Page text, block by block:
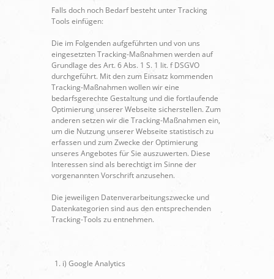
Falls doch noch Bedarf besteht unter Tracking
Tools einfügen:
Die im Folgenden aufgeführten und von uns
eingesetzten Tracking-Maßnahmen werden auf
Grundlage des Art. 6 Abs. 1 S. 1 lit. f DSGVO
durchgeführt. Mit den zum Einsatz kommenden
Tracking-Maßnahmen wollen wir eine
bedarfsgerechte Gestaltung und die fortlaufende
Optimierung unserer Webseite sicherstellen. Zum
anderen setzen wir die Tracking-Maßnahmen ein,
um die Nutzung unserer Webseite statistisch zu
erfassen und zum Zwecke der Optimierung
unseres Angebotes für Sie auszuwerten. Diese
Interessen sind als berechtigt im Sinne der
vorgenannten Vorschrift anzusehen.
Die jeweiligen Datenverarbeitungszwecke und
Datenkategorien sind aus den entsprechenden
Tracking-Tools zu entnehmen.
i) Google Analytics